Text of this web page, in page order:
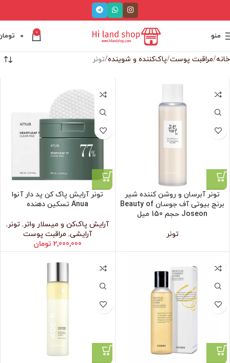
منو 0
0
خانه مراقبت پوست پاک‌کننده و شوینده تونر
تونر آبرسان و روشن کننده شیر
برنج بیوتی آف جوسان Beauty of
Joseon حجم 150 میل
تونر
تونر آرایش پاک کن پد دار آنوا
Anua تسکین دهنده
آرایش پاک‌کن و میسلار واتر , تونر ,
آرایشی, مراقبت پوست
2,000,000 تومان